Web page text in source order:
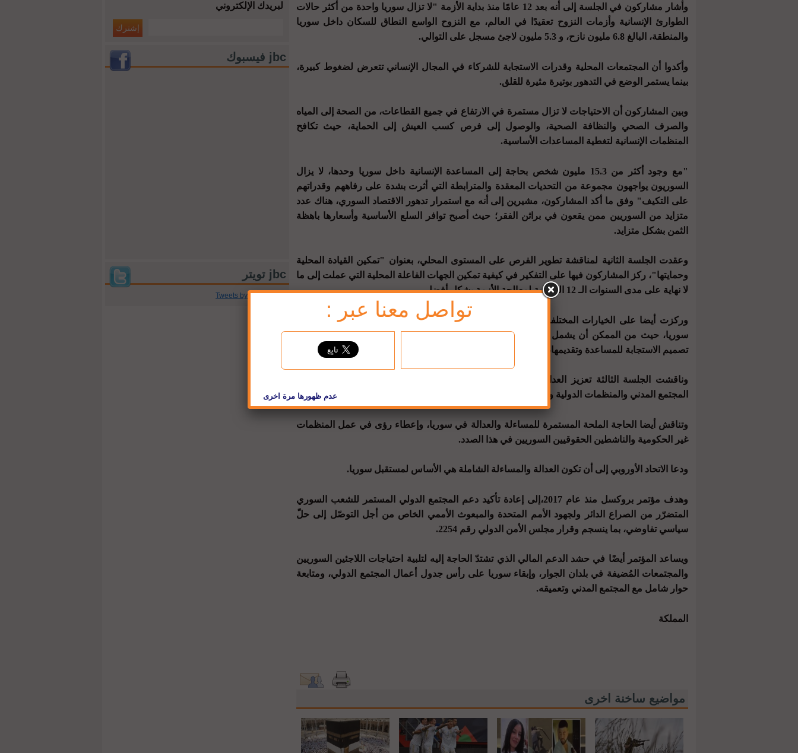
لبريدك الإلكتروني
jbc فيسبوك
jbc تويتر
Tweets by @jbcnews
وأشار مشاركون في الجلسة إلى أنه بعد 12 عامًا منذ بداية الأزمة "لا تزال سوريا واحدة من أكثر حالات
الطوارئ الإنسانية وأزمات النزوح تعقيدًا في العالم، مع النزوح الواسع النطاق للسكان داخل سوريا
والمنطقة، البالغ 6.8 مليون نازح، و 5.3 مليون لاجئ مسجل على التوالي.
وأكدوا أن المجتمعات المحلية وقدرات الاستجابة للشركاء في المجال الإنساني تتعرض لضغوط كبيرة،
بينما يستمر الوضع في التدهور بوتيرة مثيرة للقلق.
وبين المشاركون أن الاحتياجات لا تزال مستمرة في الارتفاع في جميع القطاعات، من الصحة إلى المياه
والصرف الصحي والنظافة الصحية، والوصول إلى فرص كسب العيش إلى الحماية، حيث تكافح
المنظمات الإنسانية لتغطية المساعدات الأساسية.
"مع وجود أكثر من 15.3 مليون شخص بحاجة إلى المساعدة الإنسانية داخل سوريا وحدها، لا يزال
السوريون يواجهون مجموعة من التحديات المعقدة والمترابطة التي أثرت بشدة على رفاههم وقدراتهم
على التكيف" وفق ما أكد المشاركون، مشيرين إلى أنه مع استمرار تدهور الاقتصاد السوري، هناك عدد
متزايد من السوريين ممن يقعون في براثن الفقر؛ حيث أصبح توافر السلع الأساسية وأسعارها باهظة
الثمن بشكل متزايد.
وعقدت الجلسة الثانية لمناقشة تطوير الفرص على المستوى المحلي، بعنوان "تمكين القيادة المحلية
وحمايتها"، ركز المشاركون فيها على التفكير في كيفية تمكين الجهات الفاعلة المحلية التي عملت إلى ما
لا نهاية على مدى السنوات الـ 12 الماضية لمعالجة الأزمة بشكل أفضل.
وركزت أيضا على الخيارات المختلفة لزيادة المشاركة المؤثرة مع الجهات المحلية الفاعلة في سياق
سوريا، حيث من الممكن أن يشمل ذلك القضايا المتعلقة بالتمويل، ودور الجهات الفاعلة المحلية في
تصميم الاستجابة للمساعدة وتقديمها، فضلاً عن تعزيز القدرات عند الحاجة.
وناقشت الجلسة الثالثة تعزيز العدالة والمساءلة للشعب السوري على وضع الجهود المستمرة من
المجتمع المدني والمنظمات الدولية والسلطات القضائية الوطنية والخطوات المستقبلية.
وتناقش أيضا الحاجة الملحة المستمرة للمساءلة والعدالة في سوريا، وإعطاء رؤى في عمل المنظمات
غير الحكومية والناشطين الحقوقيين السوريين في هذا الصدد.
ودعا الاتحاد الأوروبي إلى أن تكون العدالة والمساءلة الشاملة هي الأساس لمستقبل سوريا.
وهدف مؤتمر بروكسل منذ عام 2017،إلى إعادة تأكيد دعم المجتمع الدولي المستمر للشعب السوري
المتضرّر من الصراع الدائر ولجهود الأمم المتحدة والمبعوث الأممي الخاص من أجل التوصّل إلى حلّ
سياسي تفاوضي، بما ينسجم وقرار مجلس الأمن الدولي رقم 2254.
ويساعد المؤتمر أيضًا في حشد الدعم المالي الذي تشتدّ الحاجة إليه لتلبية احتياجات اللاجئين السوريين
والمجتمعات المُضيفة في بلدان الجوار، وإبقاء سوريا على رأس جدول أعمال المجتمع الدولي، ومتابعة
حوار شامل مع المجتمع المدني وتعميقه.
المملكة
مواضيع ساخنة اخرى
تواصل معنا عبر :